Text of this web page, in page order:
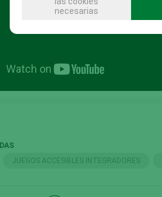
JUEGOS ACCESIBLES INTEGRADORES
necesarias